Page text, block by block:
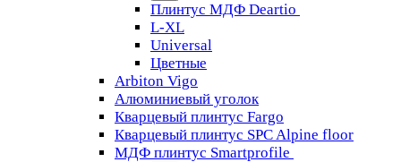
Плинтус МДФ Deartio
L-XL
Universal
Цветные
Arbiton Vigo
Алюминиевый уголок
Кварцевый плинтус Fargo
Кварцевый плинтус SPC Alpine floor
МДФ плинтус Smartprofile